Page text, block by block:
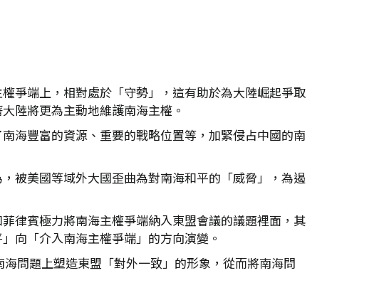
爭端上，相對處於「守勢」，這有助於為大陸崛起爭取
陸將更為主動地維護南海主權。
海豐富的資源、重要的戰略位置等，加緊侵占中國的南
被美國等域外大國歪曲為對南海和平的「威脅」，為遏
律賓極力將南海主權爭端納入東盟會議的議題裡面，其
向「介入南海主權爭端」的方向演變。
問題上塑造東盟「對外一致」的形象，從而將南海問